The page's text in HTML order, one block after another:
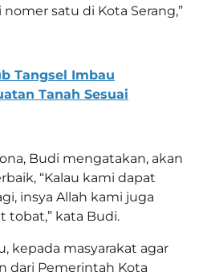
satu di Kota Serang,”
Tangsel Imbau
Tanah Sesuai
Budi mengatakan, akan
“Kalau kami dapat
insya Allah kami juga
tobat,” kata Budi.
kepada masyarakat agar
dari Pemerintah Kota